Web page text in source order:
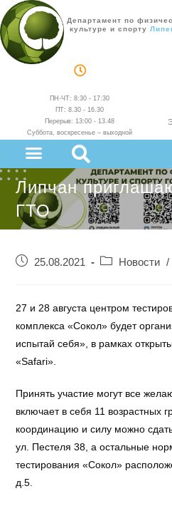
Департамент по
культуре и спорту
администрации
ПН-ЧТ: 8:30 - 17:30
ПТ: 8.30 - 16.30
Перерыв: 13:00 - 13.48
Суббота, воскресенье – выходной
Липчан
ГТО
25.08.2021 Новости /
27 и 28 августа центром
комплекса «Сокол» будет
испытай себя», в рамках
«Safari».
Принять участие могут все
включает в себя 11 возрастных
координацию и силу можно
ул. Пестеля 38, а остальные
тестирования «Сокол»
д.5.